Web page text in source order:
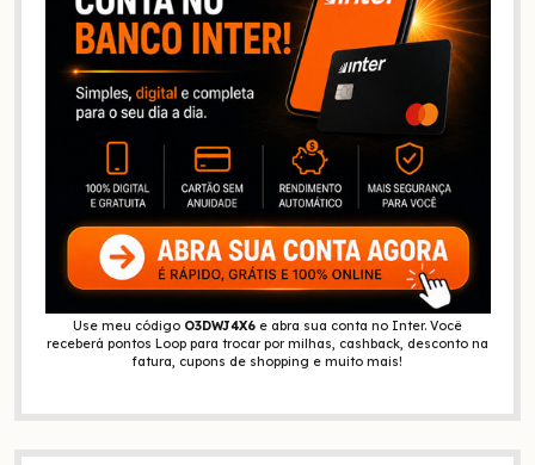
Use meu código O3DWJ4X6 e abra sua conta no Inter. Você
receberá pontos Loop para trocar por milhas, cashback, desconto na
fatura, cupons de shopping e muito mais!